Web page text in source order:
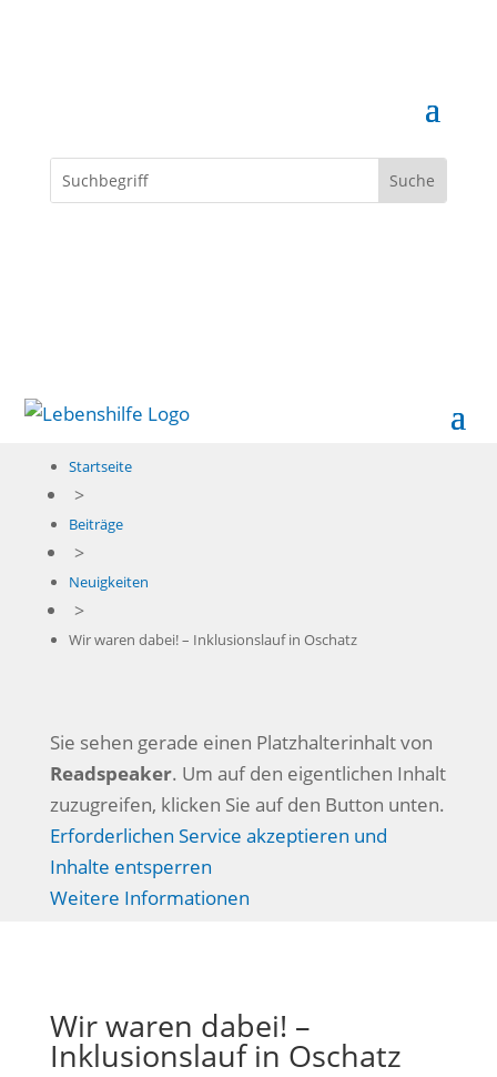
Startseite
>
Beiträge
>
Neuigkeiten
>
Wir waren dabei! – Inklusionslauf in Oschatz
Sie sehen gerade einen Platzhalterinhalt von
Readspeaker. Um auf den eigentlichen Inhalt
zuzugreifen, klicken Sie auf den Button unten.
Erforderlichen Service akzeptieren und
Inhalte entsperren
Weitere Informationen
Wir waren dabei! –
Inklusionslauf in Oschatz